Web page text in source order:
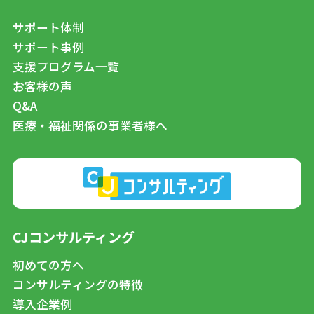
サポート体制
サポート事例
支援プログラム一覧
お客様の声
Q&A
医療・福祉関係の事業者様へ
CJコンサルティング
初めての方へ
コンサルティングの特徴
導入企業例